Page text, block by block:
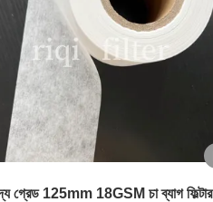
গ্রেড 125mm 18GSM চা ব্যাগ ফিল্টার